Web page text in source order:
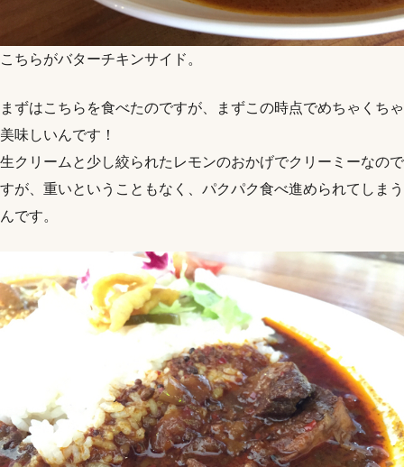
こちらがバターチキンサイド。
まずはこちらを食べたのですが、まずこの時点でめちゃくちゃ
美味しいんです！
生クリームと少し絞られたレモンのおかげでクリーミーなので
すが、重いということもなく、パクパク食べ進められてしまう
んです。